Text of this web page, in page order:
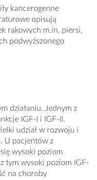
kancerogenne
opisują
rakowych m.in. piersi,
podwyższonego
działaniu. Jednym z
IGF-I i IGF-II.
udział w rozwoju i
U pacjentów z
wysoki poziom
tym wysoki poziom IGF-
na choroby